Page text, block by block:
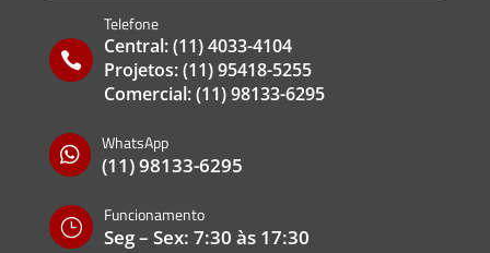

Telefone
Central:(11) 4033-4104
Projetos:(11) 95418-5255
Comercial:(11) 98133-6295

WhatsApp
(11) 98133-6295
}
Funcionamento
Seg – Sex: 7:30 às 17:30